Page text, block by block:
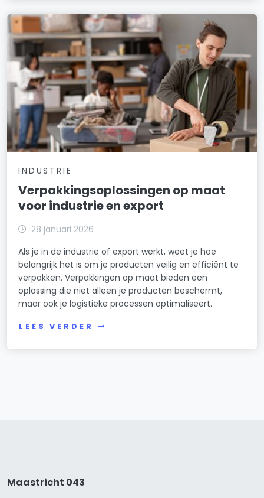
INDUSTRIE
Verpakkingsoplossingen op maat
voor industrie en export
28 januari 2026
Als je in de industrie of export werkt, weet je hoe
belangrijk het is om je producten veilig en efficiënt te
verpakken. Verpakkingen op maat bieden een
oplossing die niet alleen je producten beschermt,
maar ook je logistieke processen optimaliseert.
LEES VERDER
Maastricht 043